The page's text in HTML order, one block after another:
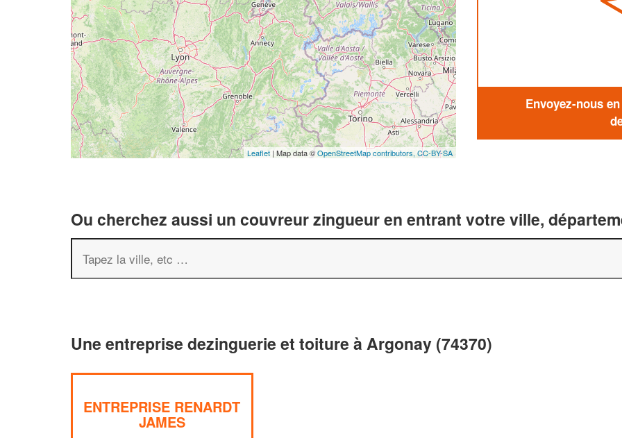
Leaflet | Map data ©OpenStreetMap contributors, CC-BY-SA
Envoyez-nous
Ou cherchez aussi un couvreur zingueur en entrant votre ville,
Une entreprise dezinguerie et toiture à Argonay (74370)
ENTREPRISE RENARDT
JAMES